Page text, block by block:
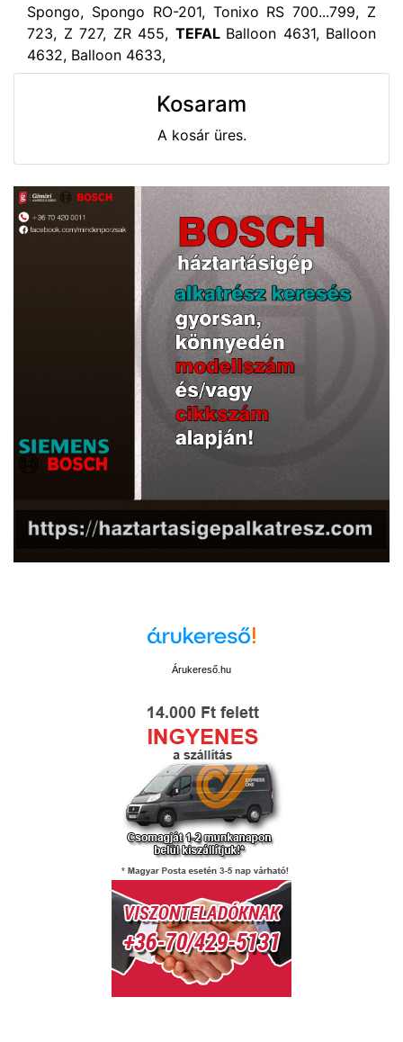
Spongo, Spongo RO-201, Tonixo RS 700...799, Z
723, Z 727, ZR 455, TEFAL Balloon 4631, Balloon
4632, Balloon 4633,
Kosaram
A kosár üres.
Árukereső.hu